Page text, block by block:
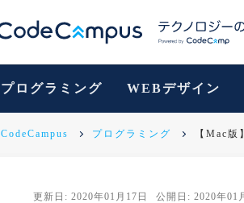
プログラミング WEBデザイン
CodeCampus プログラミング 【Mac
更新日: 2020年01月17日 公開日: 2020年01